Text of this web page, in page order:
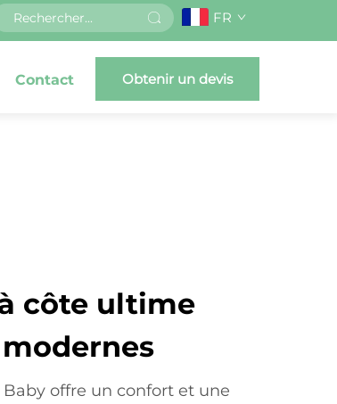
FR
Contact Obtenir un devis
côte ultime
offre un confort et une